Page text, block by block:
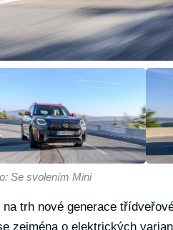
Se svolením Mini
trh nové generace
zejména o elektrických